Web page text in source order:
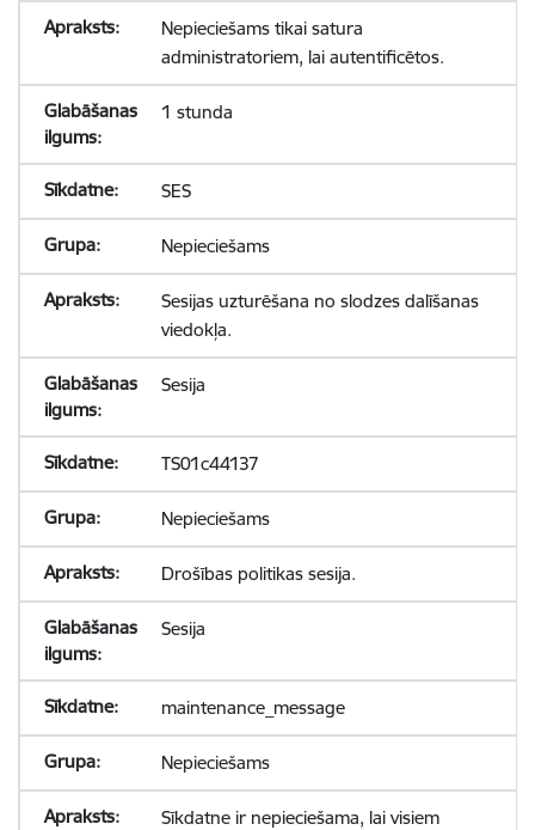
Nepieciešams tikai satura
administratoriem, lai autentificētos.
1 stunda
SES
Nepieciešams
Sesijas uzturēšana no slodzes dalīšanas
viedokļa.
Sesija
TS01c44137
Nepieciešams
Drošības politikas sesija.
Sesija
maintenance_message
Nepieciešams
Sīkdatne ir nepieciešama, lai visiem